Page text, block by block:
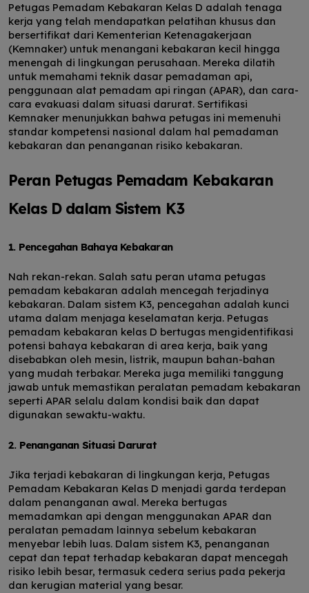
Petugas Pemadam Kebakaran Kelas D adalah tenaga
kerja yang telah mendapatkan pelatihan khusus dan
bersertifikat dari Kementerian Ketenagakerjaan
(Kemnaker) untuk menangani kebakaran kecil hingga
menengah di lingkungan perusahaan. Mereka dilatih
untuk memahami teknik dasar pemadaman api,
penggunaan alat pemadam api ringan (APAR), dan cara-
cara evakuasi dalam situasi darurat. Sertifikasi
Kemnaker menunjukkan bahwa petugas ini memenuhi
standar kompetensi nasional dalam hal pemadaman
kebakaran dan penanganan risiko kebakaran.
Peran Petugas Pemadam Kebakaran
Kelas D dalam Sistem K3
1. Pencegahan Bahaya Kebakaran
Nah rekan-rekan. Salah satu peran utama petugas
pemadam kebakaran adalah mencegah terjadinya
kebakaran. Dalam sistem K3, pencegahan adalah kunci
utama dalam menjaga keselamatan kerja. Petugas
pemadam kebakaran kelas D bertugas mengidentifikasi
potensi bahaya kebakaran di area kerja, baik yang
disebabkan oleh mesin, listrik, maupun bahan-bahan
yang mudah terbakar. Mereka juga memiliki tanggung
jawab untuk memastikan peralatan pemadam kebakaran
seperti APAR selalu dalam kondisi baik dan dapat
digunakan sewaktu-waktu.
2. Penanganan Situasi Darurat
Jika terjadi kebakaran di lingkungan kerja, Petugas
Pemadam Kebakaran Kelas D menjadi garda terdepan
dalam penanganan awal. Mereka bertugas
memadamkan api dengan menggunakan APAR dan
peralatan pemadam lainnya sebelum kebakaran
menyebar lebih luas. Dalam sistem K3, penanganan
cepat dan tepat terhadap kebakaran dapat mencegah
risiko lebih besar, termasuk cedera serius pada pekerja
dan kerugian material yang besar.